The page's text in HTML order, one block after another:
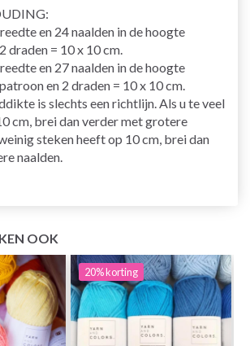
:
en 24 naalden in de hoogte
draden = 10 x 10 cm.
en 27 naalden in de hoogte
patroon en 2 draden = 10 x 10 cm.
is slechts een richtlijn. Als u te veel
cm, brei dan verder met grotere
steken heeft op 10 cm, brei dan
naalden.
OOK
20%korting